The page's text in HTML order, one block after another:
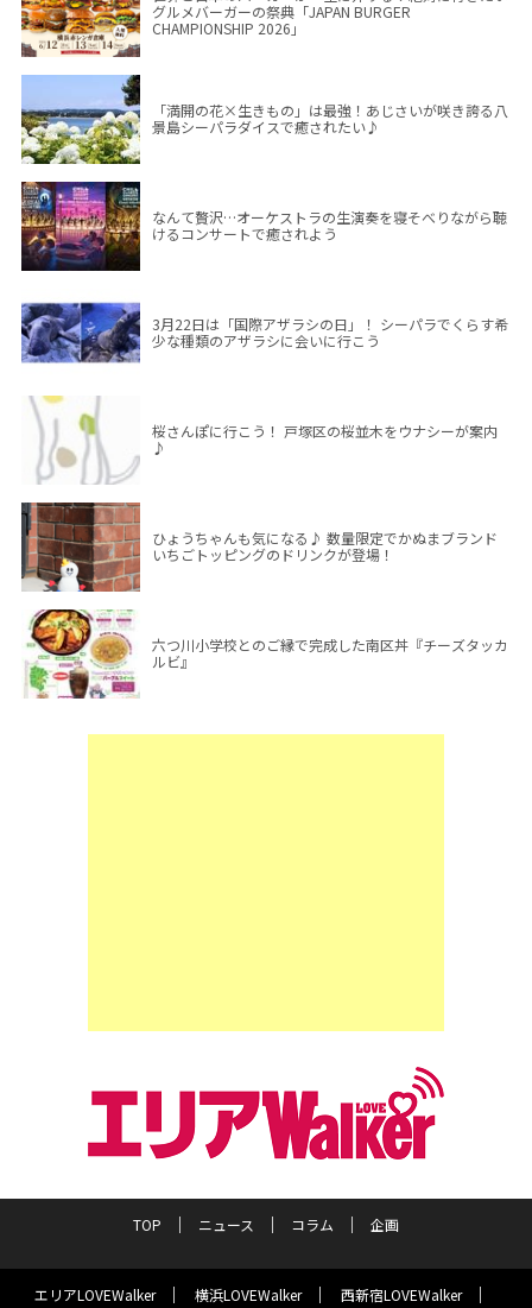
グルメバーガーの祭典「JAPAN BURGER
CHAMPIONSHIP 2026」
「満開の花×生きもの」は最強！あじさいが咲き誇る八
景島シーパラダイスで癒されたい♪
なんて贅沢…オーケストラの生演奏を寝そべりながら聴
けるコンサートで癒されよう
3月22日は「国際アザラシの日」！ シーパラでくらす希
少な種類のアザラシに会いに行こう
桜さんぽに行こう！ 戸塚区の桜並木をウナシーが案内
♪
ひょうちゃんも気になる♪ 数量限定でかぬまブランド
いちごトッピングのドリンクが登場！
六つ川小学校とのご縁で完成した南区丼『チーズタッカ
ルビ』
TOP ニュース コラム 企画
エリアLOVEWalker 横浜LOVEWalker
西新宿LOVEWalker